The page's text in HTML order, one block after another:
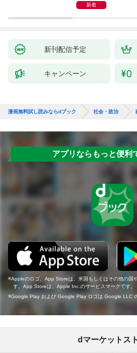
新着
新刊配信予定
キャンペーン
漫画無料試し読みならdブック 社会・政治
アプリならもっと便利
Appleのロゴ、App Storeは、米国もしくはその他の国
す。App Storeは、Apple Inc.のサービスマークです。
Google Play および Google Play ロゴは Google LLC
dマーケットス